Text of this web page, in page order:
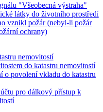
"Všeobecná výstraha"
látky do životního prostředí
vznikl požár (nebyl-li požár
ochrany)
nemovitostí
do katastru nemovitostí
o povolení vkladu do katastru
pro dálkový přístup k